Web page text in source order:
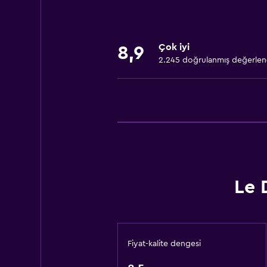
Vücut sabunu
Terlik
8,9 Çok iyi
2.245 doğrulanmış
Le
Fiyat-kalite dengesi